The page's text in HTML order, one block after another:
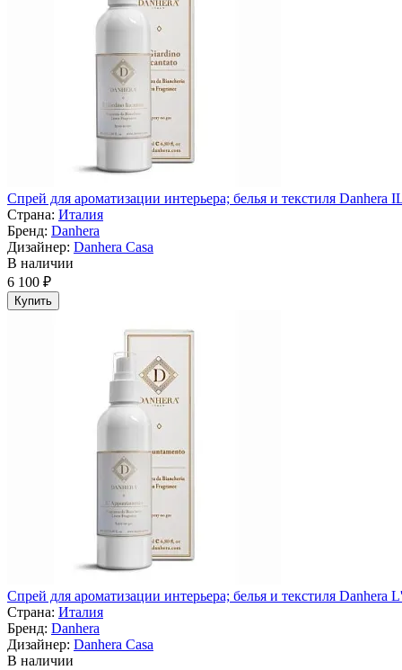
Спрей для ароматизации интерьера; белья и текстиля Danhera
Страна: Италия
Бренд: Danhera
Дизайнер: Danhera Casa
В наличии
6 100 ₽
Купить
Спрей для ароматизации интерьера; белья и текстиля Danhera
Страна: Италия
Бренд: Danhera
Дизайнер: Danhera Casa
В наличии